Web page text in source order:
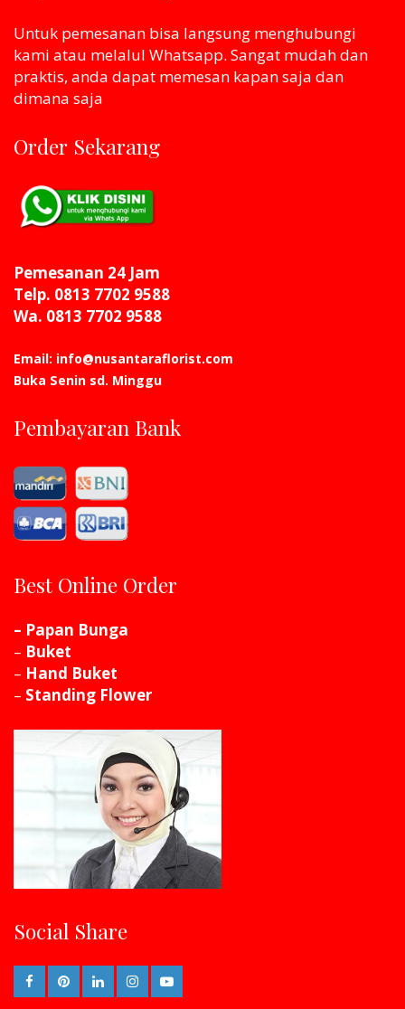
Untuk pemesanan bisa langsung menghubungi
kami atau melaluI Whatsapp. Sangat mudah dan
praktis, anda dapat memesan kapan saja dan
dimana saja
Order Sekarang
Pemesanan 24 Jam
Telp. 0813 7702 9588
Wa. 0813 7702 9588
Email: info@nusantaraflorist.com
Buka Senin sd. Minggu
Pembayaran Bank
Best Online Order
– Papan Bunga
– Buket
– Hand Buket
– Standing Flower
Social Share